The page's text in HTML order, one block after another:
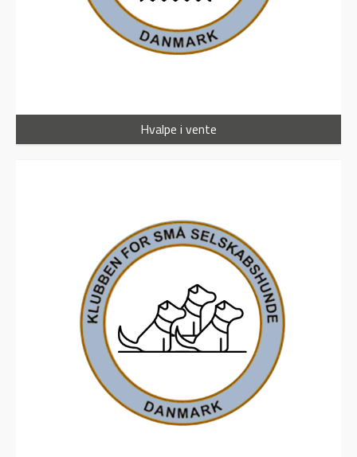
Hvalpe i vente